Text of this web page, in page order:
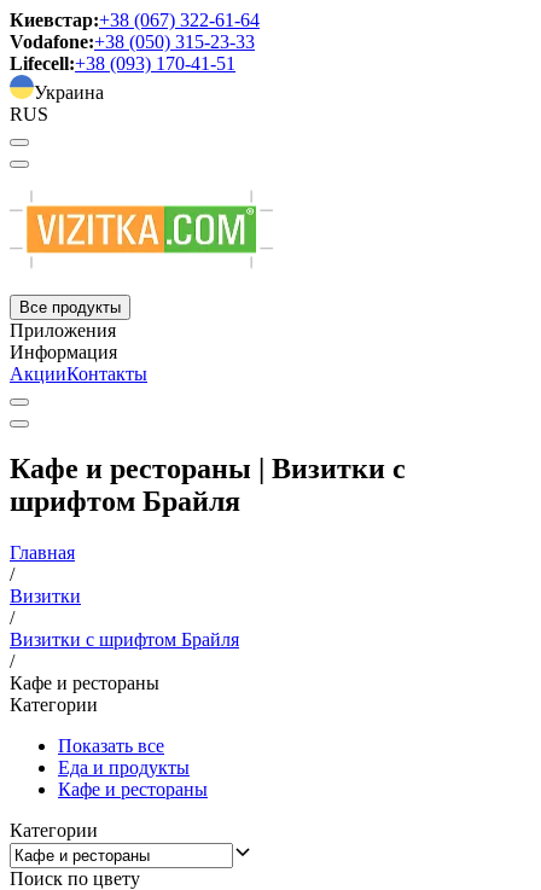
Киевстар:+38 (067) 322-61-64
Vodafone:+38 (050) 315-23-33
Lifecell:+38 (093) 170-41-51
Украина
RUS
Все продукты
Приложения
Информация
АкцииКонтакты
Кафе и рестораны | Визитки с
шрифтом Брайля
Главная
/
Визитки
/
Визитки с шрифтом Брайля
/
Кафе и рестораны
Категории
Показать все
Еда и продукты
Кафе и рестораны
Категории
Поиск по цвету